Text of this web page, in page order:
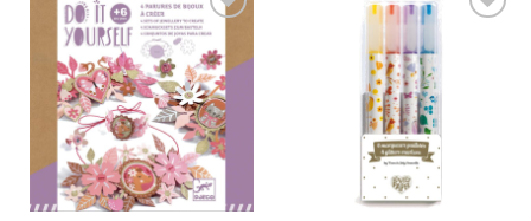
Añadir
a la
lista de
deseos